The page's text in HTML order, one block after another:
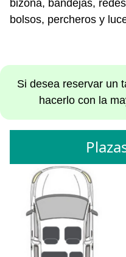
bizona, bandejas,
bolsos, percheros y
Si desea reservar un
hacerlo con la